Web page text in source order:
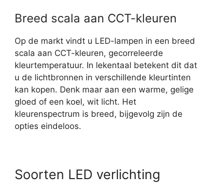
Breed scala aan CCT-kleuren
Op de markt vindt u LED-lampen in een breed
scala aan CCT-kleuren, gecorreleerde
kleurtemperatuur. In lekentaal betekent dit dat
u de lichtbronnen in verschillende kleurtinten
kan kopen. Denk maar aan een warme, gelige
gloed of een koel, wit licht. Het
kleurenspectrum is breed, bijgevolg zijn de
opties eindeloos.
Soorten LED verlichting